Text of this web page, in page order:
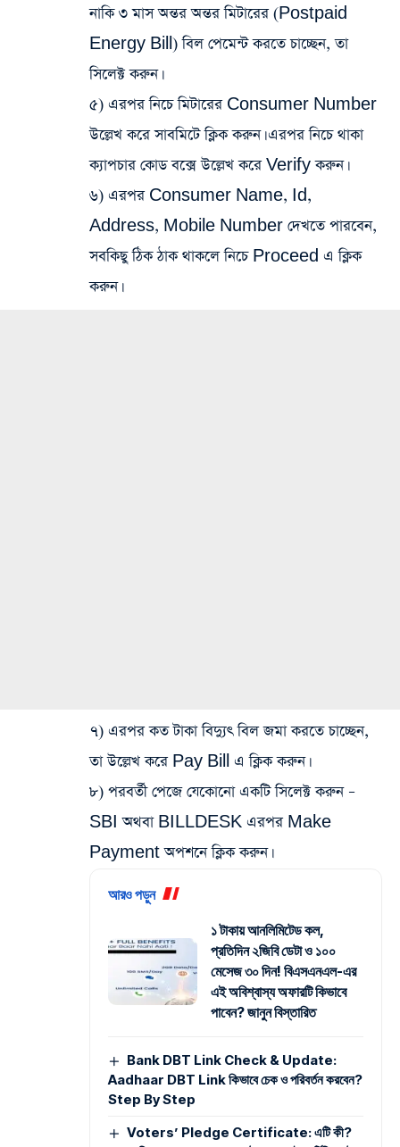
নাকি ৩ মাস অন্তর অন্তর মিটারের (Postpaid
Energy Bill) বিল পেমেন্ট করতে চাচ্ছেন, তা
সিলেক্ট করুন।
৫) এরপর নিচে মিটারের Consumer Number
উল্লেখ করে সাবমিটে ক্লিক করুন। এরপর নিচে থাকা
ক্যাপচার কোড বক্সে উল্লেখ করে Verify করুন।
৬) এরপর Consumer Name, Id,
Address, Mobile Number দেখতে পারবেন,
সবকিছু ঠিক ঠাক থাকলে নিচে Proceed এ ক্লিক
করুন।
৭) এরপর কত টাকা বিদ্যুৎ বিল জমা করতে চাচ্ছেন,
তা উল্লেখ করে Pay Bill এ ক্লিক করুন।
৮) পরবর্তী পেজে যেকোনো একটি সিলেক্ট করুন –
SBI অথবা BILLDESK এরপর Make
Payment অপশনে ক্লিক করুন।
আরও পড়ুন
১ টাকায় আনলিমিটেড কল,
প্রতিদিন ২জিবি ডেটা ও ১০০
মেসেজ ৩০ দিন! বিএসএনএল-এর
এই অবিশ্বাস্য অফারটি কিভাবে
পাবেন? জানুন বিস্তারিত
Bank DBT Link Check & Update:
Aadhaar DBT Link কিভাবে চেক ও পরিবর্তন করবেন?
Step By Step
Voters’ Pledge Certificate: এটি কী?